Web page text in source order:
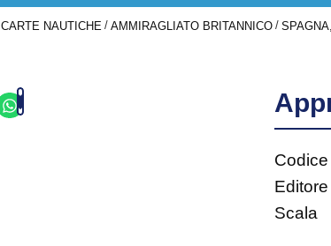
CARTE NAUTICHE / AMMIRAGLIATO BRITANNICO /
Codice
Editore
Scala